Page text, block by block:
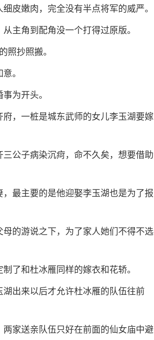
皮嫩肉，完全没有半点将军的威严。
主角到配角没一个打得过原版。
照抄照搬。
。
为开头。
，一桩是城东武师的女儿李玉湖要嫁
公子病染沉疴，命不久矣，想要借助
最主要的是他迎娶李玉湖也是为了报
的游说之下，为了家人她们不得不选
了和杜冰雁同样的嫁衣和花轿。
出来以后才允许杜冰雁的队伍往前
家送亲队伍只好在前面的仙女庙中避